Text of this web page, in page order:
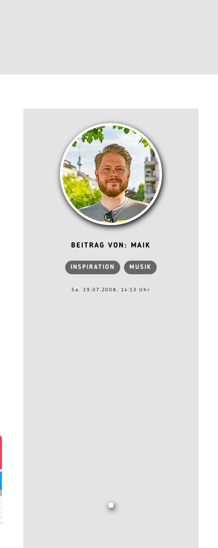
BEITRAG VON: MAIK
INSPIRATION MUSIK
Sa. 19.07.2008, 14:13 Uhr